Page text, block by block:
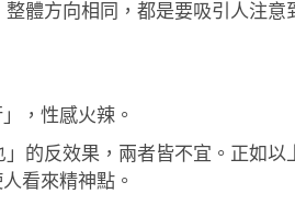
體方向相同，都是要吸引人注意
，性感火辣。
的反效果，兩者皆不宜。正如以
看來精神點。